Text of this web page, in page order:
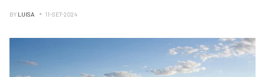
BY LUISA 11-SET-2024